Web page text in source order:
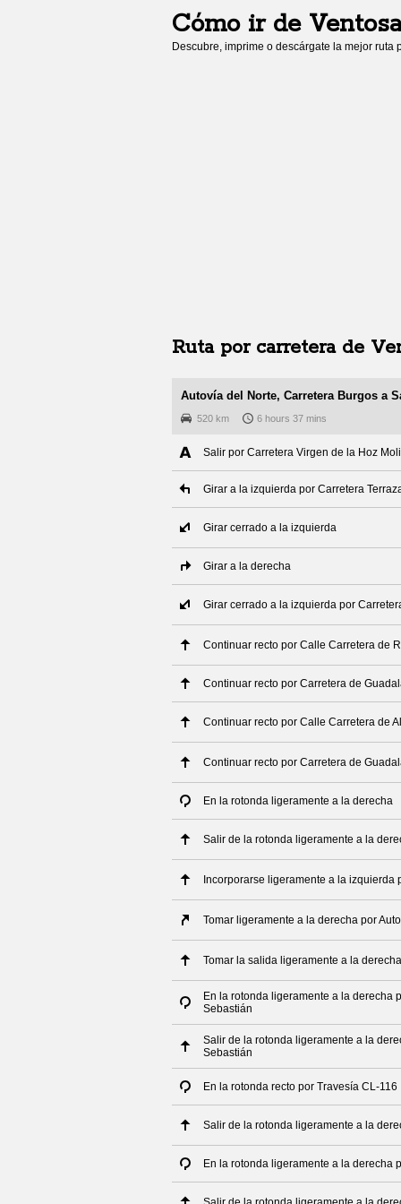
Cómo ir de Ventosa
Descubre, imprime o descárgate la mejor ruta
Ruta por carretera de
Autovía del Norte, Carretera Burgos a
520 km 6 hours 37 mins
Salir por Carretera Virgen de la Hoz
Girar a la izquierda por Carretera
Girar cerrado a la izquierda
Girar a la derecha
Girar cerrado a la izquierda por
Continuar recto por Calle Carretera de
Continuar recto por Carretera de
Continuar recto por Calle Carretera de
Continuar recto por Carretera de
En la rotonda ligeramente a la derecha
Salir de la rotonda ligeramente a la
Incorporarse ligeramente a la izquierda
Tomar ligeramente a la derecha por
Tomar la salida ligeramente a la derecha
En la rotonda ligeramente a la derecha
Sebastián
Salir de la rotonda ligeramente a la
Sebastián
En la rotonda recto por Travesía CL-116
Salir de la rotonda ligeramente a la
En la rotonda ligeramente a la derecha